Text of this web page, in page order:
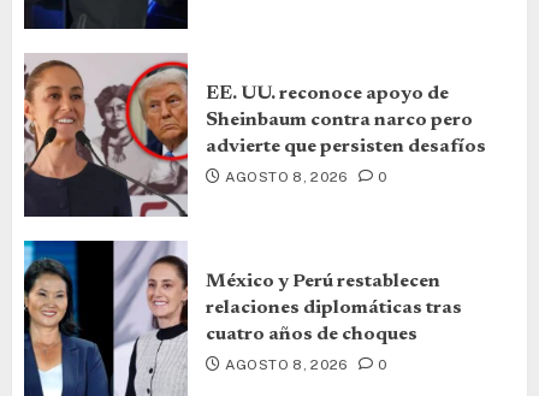
EE. UU. reconoce apoyo de
Sheinbaum contra narco pero
advierte que persisten desafíos
AGOSTO 8, 2026 0
México y Perú restablecen
relaciones diplomáticas tras
cuatro años de choques
AGOSTO 8, 2026 0